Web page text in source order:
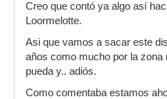
Creo que contó ya algo así
Loormelotte.
Asi que vamos a sacar este
años como mucho por la zona
pueda y.. adiós.
Como comentaba estamos